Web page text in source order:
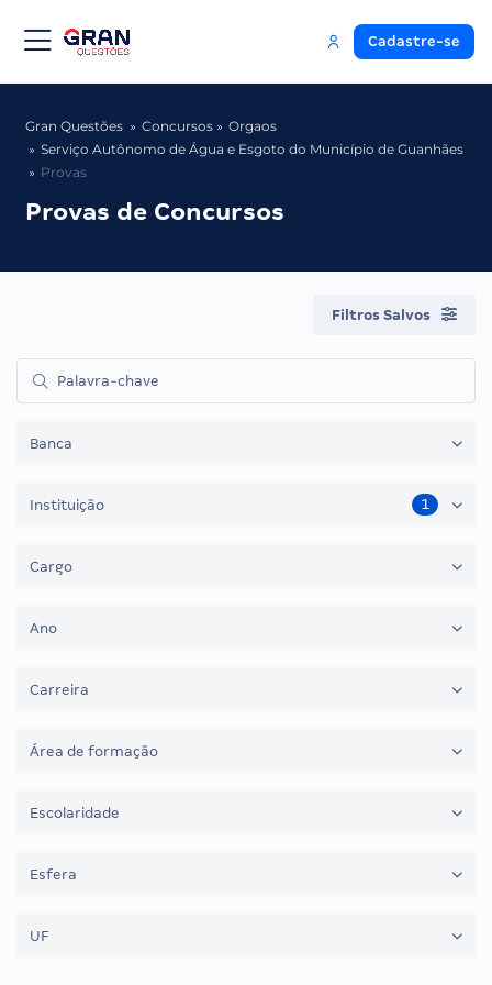
Cadastre-se
Gran Questões Concursos
Orgaos
Serviço Autônomo de Água e Esgoto do Município de Guanhães
Provas
Provas de Concursos
Filtros Salvos
Banca
Instituição 1
Cargo
Ano
Carreira
Área de formação
Escolaridade
Esfera
UF